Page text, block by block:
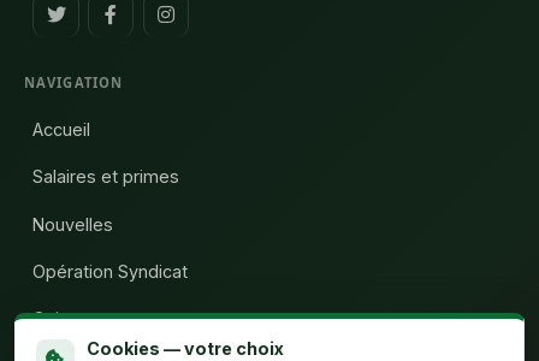
NAVIGATION
Accueil
Salaires et primes
Nouvelles
Opération Syndicat
Qui sommes-nous
Cookies — votre choix